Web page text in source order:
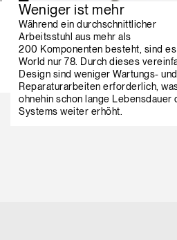
Weniger ist mehr
Während ein durchschnittlicher
Arbeitsstuhl aus mehr als
200 Komponenten besteht, sind
World nur 78. Durch dieses
Design sind weniger Wartungs- und
Reparaturarbeiten erforderlich,
ohnehin schon lange Lebensdauer
Systems weiter erhöht.